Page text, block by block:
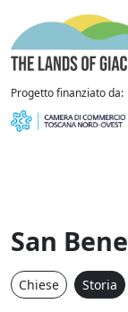
Vai al contenuto
Progetto finanziato da:
San
Chiese Storia